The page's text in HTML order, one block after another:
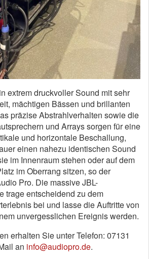
extrem druckvoller Sound mit sehr
mächtigen Bässen und brillanten
präzise Abstrahlverhalten sowie die
und Arrays sorgen für eine
und horizontale Beschallung,
einen nahezu identischen Sound
im Innenraum stehen oder auf dem
im Oberrang sitzen, so der
Pro. Die massive JBL-
trage entscheidend zu dem
bei und lasse die Auftritte von
unvergesslichen Ereignis werden.
erhalten Sie unter Telefon: 07131
an info@audiopro.de.